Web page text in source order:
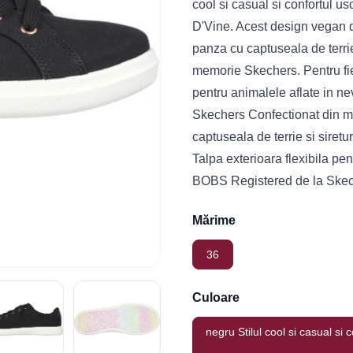
cool si casual si confortul
D'Vine. Acest design vegan
panza cu captuseala de
memorie Skechers. Pentru
pentru animalele aflate in
Skechers Confectionat din
captuseala de terrie si
Talpa exterioara flexibila
BOBS Registered de la
Mărime
36
Culoare
negru Stilul cool si casual si